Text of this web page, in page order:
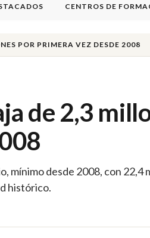
CENTROS DE
POR PRIMERA VEZ DESDE 2008
de 2,3
mínimo desde 2008, con 22,4
histórico.